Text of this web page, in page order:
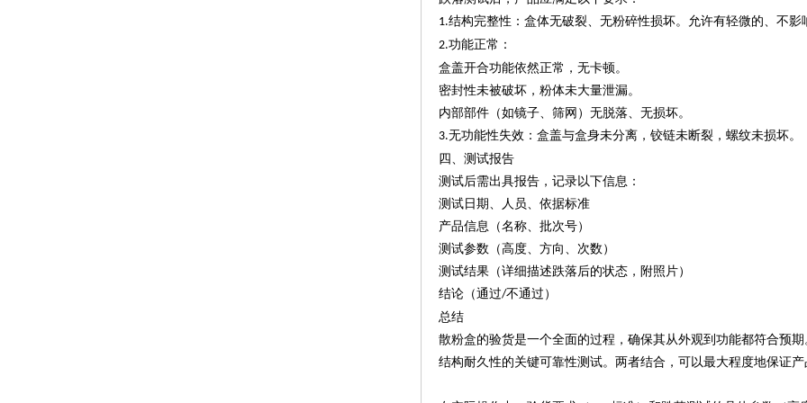
1.结构完整性：盒体无破裂、无粉碎性损坏。允许有轻微的、不
2.功能正常：
盒盖开合功能依然正常，无卡顿。
密封性未被破坏，粉体未大量泄漏。
内部部件（如镜子、筛网）无脱落、无损坏。
3.无功能性失效：盒盖与盒身未分离，铰链未断裂，螺纹未损坏。
四、测试报告
测试后需出具报告，记录以下信息：
测试日期、人员、依据标准
产品信息（名称、批次号）
测试参数（高度、方向、次数）
测试结果（详细描述跌落后的状态，附照片）
结论（通过/不通过）
总结
散粉盒的验货是一个全面的过程，确保其从外观到功能都符合预
结构耐久性的关键可靠性测试。两者结合，可以最大程度地保证